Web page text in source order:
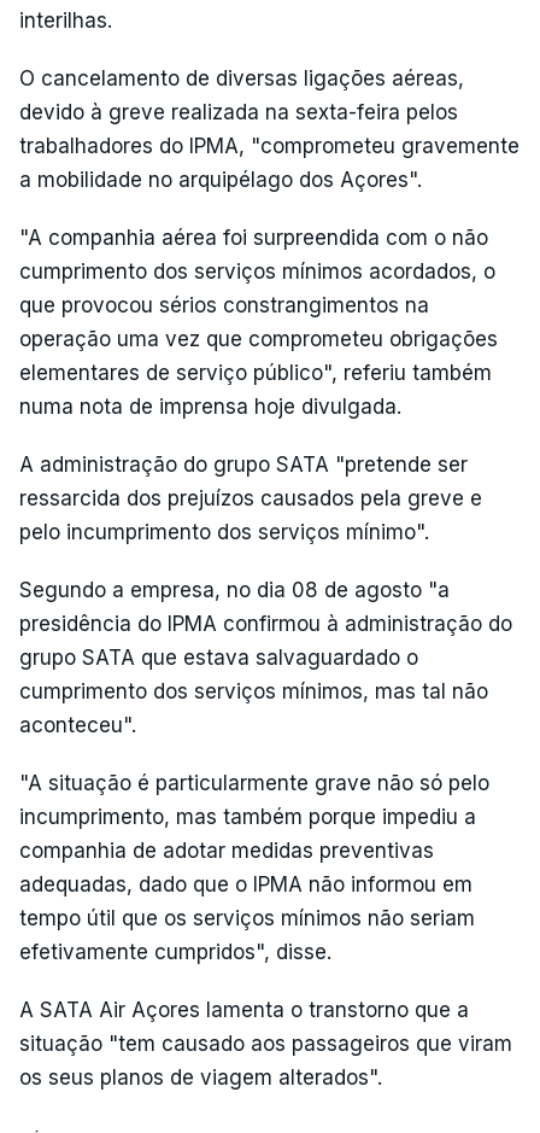
interilhas.
O cancelamento de diversas ligações aéreas,
devido à greve realizada na sexta-feira pelos
trabalhadores do IPMA, "comprometeu gravemente
a mobilidade no arquipélago dos Açores".
"A companhia aérea foi surpreendida com o não
cumprimento dos serviços mínimos acordados, o
que provocou sérios constrangimentos na
operação uma vez que comprometeu obrigações
elementares de serviço público", referiu também
numa nota de imprensa hoje divulgada.
A administração do grupo SATA "pretende ser
ressarcida dos prejuízos causados pela greve e
pelo incumprimento dos serviços mínimo".
Segundo a empresa, no dia 08 de agosto "a
presidência do IPMA confirmou à administração do
grupo SATA que estava salvaguardado o
cumprimento dos serviços mínimos, mas tal não
aconteceu".
"A situação é particularmente grave não só pelo
incumprimento, mas também porque impediu a
companhia de adotar medidas preventivas
adequadas, dado que o IPMA não informou em
tempo útil que os serviços mínimos não seriam
efetivamente cumpridos", disse.
A SATA Air Açores lamenta o transtorno que a
situação "tem causado aos passageiros que viram
os seus planos de viagem alterados".